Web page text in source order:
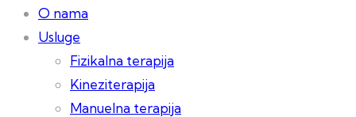
O nama
Usluge
Fizikalna terapija
Kineziterapija
Manuelna terapija